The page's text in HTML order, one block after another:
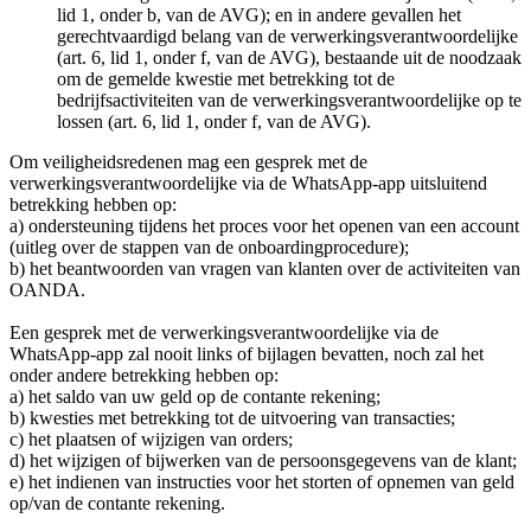
lid 1, onder b, van de AVG); en in andere gevallen het
gerechtvaardigd belang van de verwerkingsverantwoordelijke
(art. 6, lid 1, onder f, van de AVG), bestaande uit de noodzaak
om de gemelde kwestie met betrekking tot de
bedrijfsactiviteiten van de verwerkingsverantwoordelijke op te
lossen (art. 6, lid 1, onder f, van de AVG).
Om veiligheidsredenen mag een gesprek met de
verwerkingsverantwoordelijke via de WhatsApp-app uitsluitend
betrekking hebben op:
a) ondersteuning tijdens het proces voor het openen van een account
(uitleg over de stappen van de onboardingprocedure);
b) het beantwoorden van vragen van klanten over de activiteiten van
OANDA.
Een gesprek met de verwerkingsverantwoordelijke via de
WhatsApp-app zal nooit links of bijlagen bevatten, noch zal het
onder andere betrekking hebben op:
a) het saldo van uw geld op de contante rekening;
b) kwesties met betrekking tot de uitvoering van transacties;
c) het plaatsen of wijzigen van orders;
d) het wijzigen of bijwerken van de persoonsgegevens van de klant;
e) het indienen van instructies voor het storten of opnemen van geld
op/van de contante rekening.